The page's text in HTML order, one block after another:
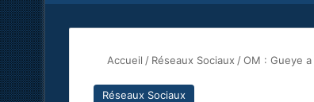
Accueil / Réseaux Sociaux /OM : Gueye
Réseaux Sociaux